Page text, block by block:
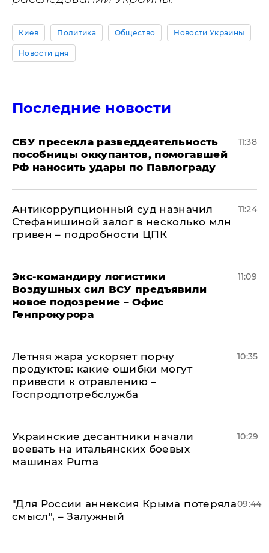
Киев Политика Общество Новости Украины
Новости дня
Последние новости
СБУ пресекла разведдеятельность
пособницы оккупантов, помогавшей
РФ наносить удары по Павлограду
11:38
Антикоррупционный суд назначил
Стефанишиной залог в несколько млн
гривен – подробности ЦПК
11:24
Экс-командиру логистики
Воздушных сил ВСУ предъявили
новое подозрение – Офис
Генпрокурора
11:09
Летняя жара ускоряет порчу
продуктов: какие ошибки могут
привести к отравлению –
Госпродпотребслужба
10:35
Украинские десантники начали
воевать на итальянских боевых
машинах Puma
10:29
"Для России аннексия Крыма потеряла
смысл", – Залужный
09:44